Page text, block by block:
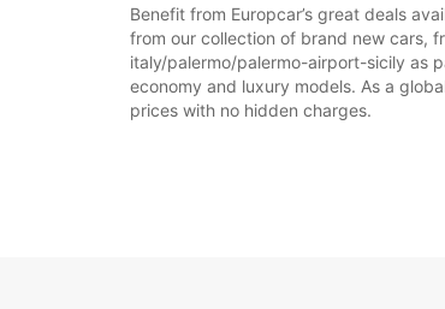
Benefit from Europcar’s great deals
from our collection of brand new cars,
italy/palermo/palermo-airport-sicily as
economy and luxury models. As a
prices with no hidden charges.